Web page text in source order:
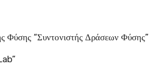
Φύσης “Συντονιστής Δράσεων Φύσης”